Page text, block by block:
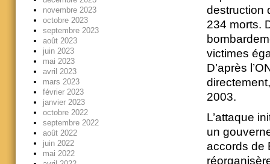
destruction
234 morts.
victimes
D’après
2003.
L’attaque
un
accords de
novembre 2023
octobre 2023
septembre 2023
août 2023
juin 2023
mai 2023
avril 2023
mars 2023
février 2023
janvier 2023
octobre 2022
septembre 2022
août 2022
juin 2022
mai 2022